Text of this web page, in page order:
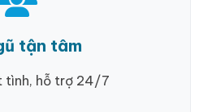
tận tâm
tình, hỗ trợ 24/7